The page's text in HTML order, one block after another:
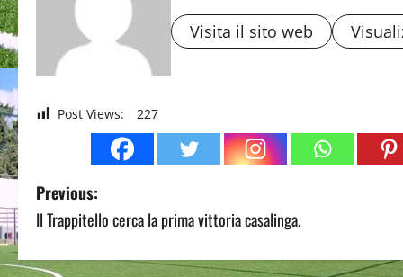
Visita il sito web
Post Views: 227
P
o
Previous:
Il Trappitello cerca la prima vittoria casalinga.